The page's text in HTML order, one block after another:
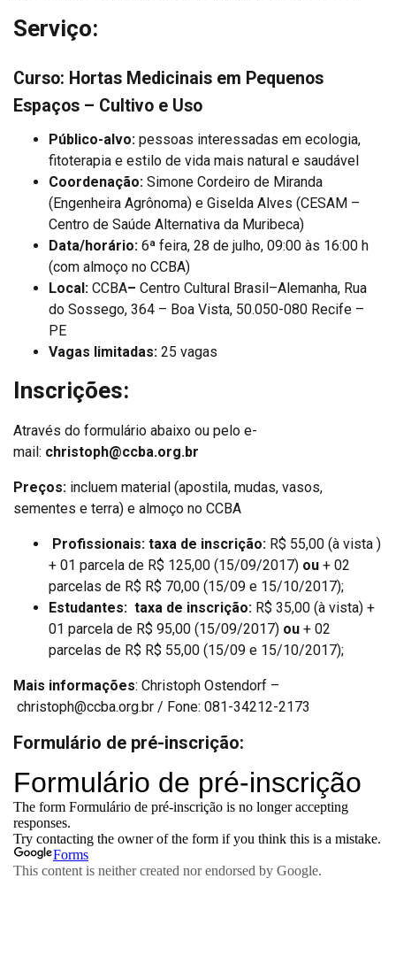
Serviço:
Curso: Hortas Medicinais em Pequenos
Espaços – Cultivo e Uso
Público-alvo: pessoas interessadas em ecologia,
fitoterapia e estilo de vida mais natural e saudável
Coordenação: Simone Cordeiro de Miranda
(Engenheira Agrônoma) e Giselda Alves (CESAM –
Centro de Saúde Alternativa da Muribeca)
Data/horário: 6ª feira, 28 de julho, 09:00 às 16:00 h
(com almoço no CCBA)
Local: CCBA– Centro Cultural Brasil–Alemanha, Rua
do Sossego, 364 – Boa Vista, 50.050-080 Recife –
PE
Vagas limitadas: 25 vagas
Inscrições:
Através do formulário abaixo ou pelo e-
mail: christoph@ccba.org.br
Preços: incluem material (apostila, mudas, vasos,
sementes e terra) e almoço no CCBA
Profissionais: taxa de inscrição: R$ 55,00 (à vista )
+ 01 parcela de R$ 125,00 (15/09/2017) ou + 02
parcelas de R$ R$ 70,00 (15/09 e 15/10/2017);
Estudantes: taxa de inscrição: R$ 35,00 (à vista) +
01 parcela de R$ 95,00 (15/09/2017) ou + 02
parcelas de R$ R$ 55,00 (15/09 e 15/10/2017);
Mais informações: Christoph Ostendorf –
christoph@ccba.org.br / Fone: 081-34212-2173
Formulário de pré-inscrição: